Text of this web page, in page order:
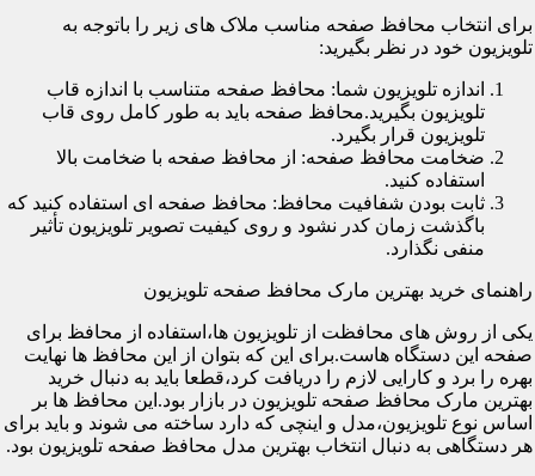
برای انتخاب محافظ صفحه مناسب ملاک های زیر را باتوجه به
تلویزیون خود در نظر بگیرید:
اندازه تلویزیون شما: محافظ صفحه متناسب با اندازه قاب
تلویزیون بگیرید.محافظ صفحه باید به طور کامل روی قاب
تلویزیون قرار بگیرد.
ضخامت محافظ صفحه: از محافظ صفحه با ضخامت بالا
استفاده کنید.
ثابت بودن شفافیت محافظ: محافظ صفحه ای استفاده کنید که
باگذشت زمان کدر نشود و روی کیفیت تصویر تلویزیون تأثیر
منفی نگذارد.
راهنمای خرید بهترین مارک محافظ صفحه تلویزیون
یکی از روش های محافظت از تلویزیون ها،استفاده از محافظ برای
صفحه این دستگاه هاست.برای این که بتوان از این محافظ ها نهایت
بهره را برد و کارایی لازم را دریافت کرد،قطعا باید به دنبال خرید
بهترین مارک محافظ صفحه تلویزیون در بازار بود.این محافظ ها بر
اساس نوع تلویزیون،مدل و اینچی که دارد ساخته می شوند و باید برای
هر دستگاهی به دنبال انتخاب بهترین مدل محافظ صفحه تلویزیون بود.